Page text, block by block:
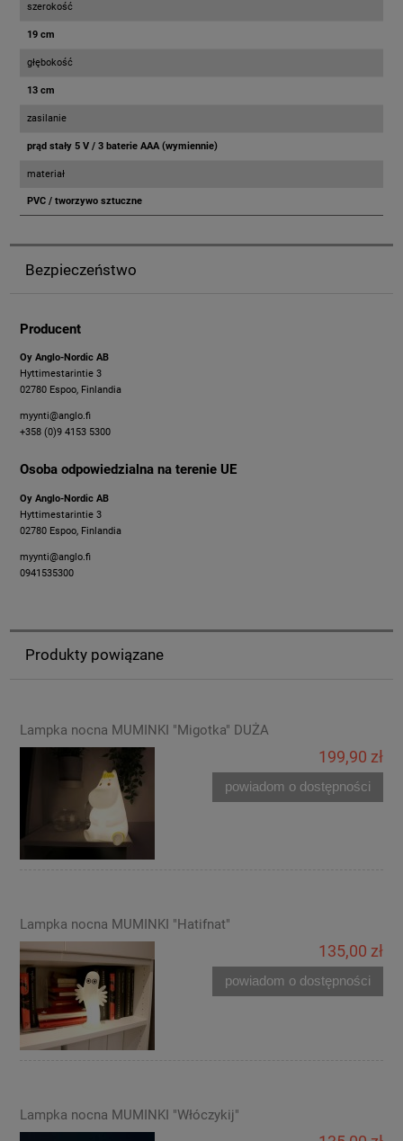
szerokość
19 cm
głębokość
13 cm
zasilanie
prąd stały 5 V / 3 baterie AAA (wymiennie)
materiał
PVC / tworzywo sztuczne
Bezpieczeństwo
Producent
Oy Anglo-Nordic AB
Hyttimestarintie 3
02780 Espoo, Finlandia
myynti@anglo.fi
+358 (0)9 4153 5300
Osoba odpowiedzialna na terenie UE
Oy Anglo-Nordic AB
Hyttimestarintie 3
02780 Espoo, Finlandia
myynti@anglo.fi
0941535300
Produkty powiązane
Lampka nocna MUMINKI "Migotka" DUŻA
199,90 zł
powiadom o dostępności
Lampka nocna MUMINKI "Hatifnat"
135,00 zł
powiadom o dostępności
Lampka nocna MUMINKI "Włóczykij"